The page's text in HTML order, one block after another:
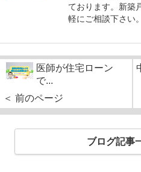
ております。新築
軽にご相談下さい。
医師が住宅ローン
で...
＜ 前のページ
ブログ記事